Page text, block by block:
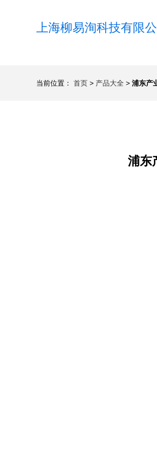
上海柳易洵科技有限
当前位置： 首页 > 产品大全 > 浦东产
浦东